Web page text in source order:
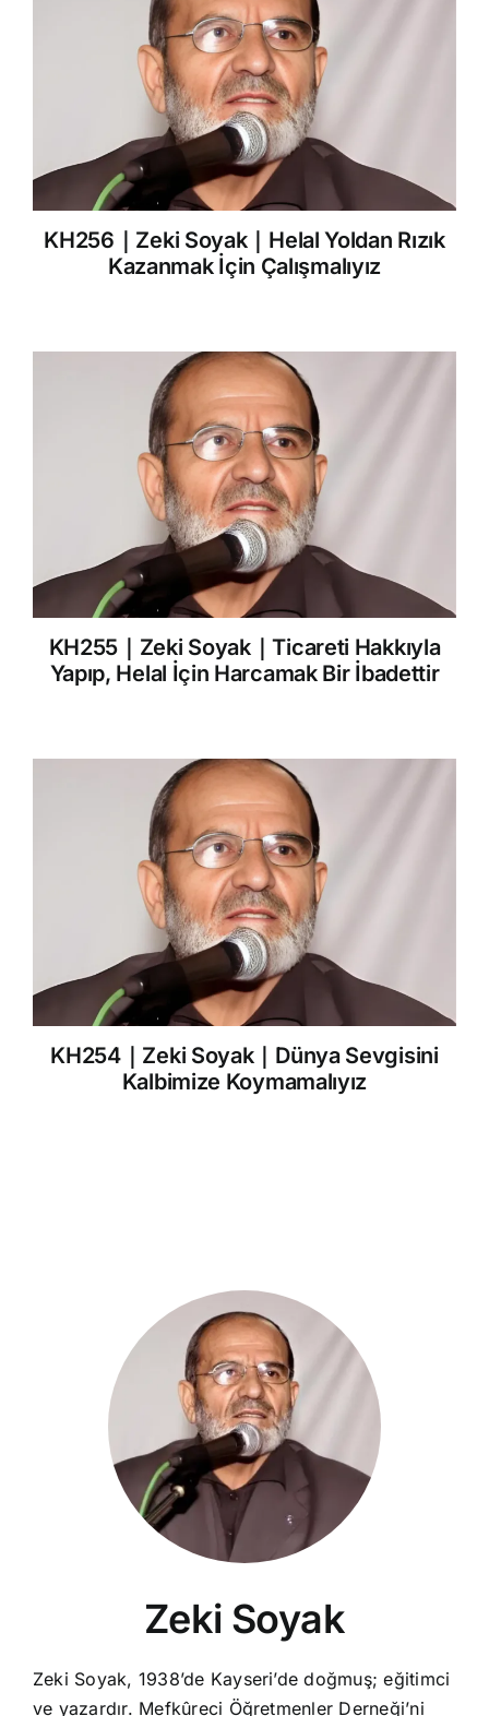
KH256｜Zeki Soyak｜Helal Yoldan Rızık
Kazanmak İçin Çalışmalıyız
KH255｜Zeki Soyak｜Ticareti Hakkıyla
Yapıp, Helal İçin Harcamak Bir İbadettir
KH254｜Zeki Soyak｜Dünya Sevgisini
Kalbimize Koymamalıyız
Zeki Soyak
Zeki Soyak, 1938’de Kayseri’de doğmuş; eğitimci
ve yazardır. Mefkûreci Öğretmenler Derneği’ni